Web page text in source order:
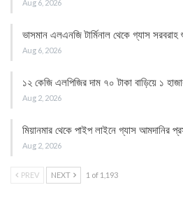
Aug 6, 2026
ভাসমান এলএনজি টার্মিনাল থেকে গ্যাস
Aug 6, 2026
১২ কেজি এলপিজির দাম ৭০ টাকা বাড়িয়ে ১
Aug 2, 2026
মিয়ানমার থেকে পাইপ লাইনে গ্যাস আমদানির
Aug 2, 2026
PREV NEXT 1 of 1,193